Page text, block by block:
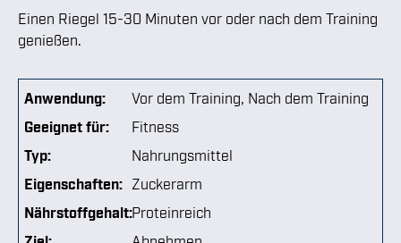
Einen Riegel 15-30 Minuten vor oder nach dem Training
genießen.
Anwendung: Vor dem Training, Nach dem Training
Geeignet für:
Fitness
Typ:
Nahrungsmittel
Eigenschaften: Zuckerarm
Nährstoffgehalt:Proteinreich